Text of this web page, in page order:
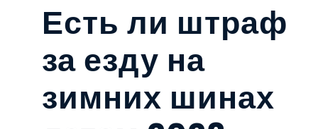
Есть ли штраф
за езду на
зимних шинах